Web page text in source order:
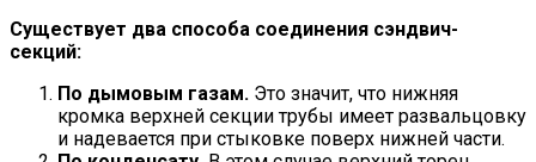
Существует два способа соединения сэндвич-
секций:
По дымовым газам. Это значит, что нижняя
кромка верхней секции трубы имеет развальцовку
и надевается при стыковке поверх нижней части.